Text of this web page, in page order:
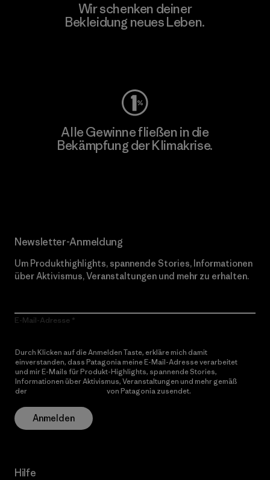
Wir schenken deiner
Bekleidung neues Leben.
Alle Gewinne fließen in die
Bekämpfung der Klimakrise.
Newsletter-Anmeldung
Um Produkthighlights, spannende Stories, Informationen
über Aktivismus, Veranstaltungen und mehr zu erhalten.
E-Mail-Adresse
Durch Klicken auf die Anmelden Taste, erkläre mich damit
einverstanden, dass Patagonia meine E-Mail-Adresse verarbeitet
und mir E-Mails für Produkt-Highlights, spannende Stories,
Informationen über Aktivismus, Veranstaltungen und mehr gemäß
der
von Patagonia zusendet.
Anmelden
Hilfe